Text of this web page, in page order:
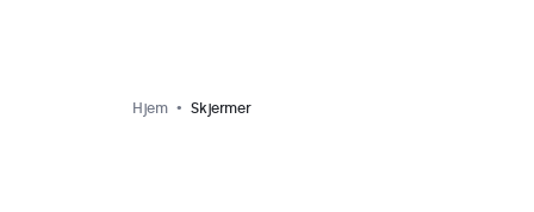
Hjem Skjermer